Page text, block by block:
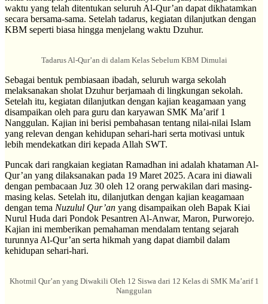
waktu yang telah ditentukan seluruh Al-Qur’an dapat dikhatamkan
secara bersama-sama. Setelah tadarus, kegiatan dilanjutkan dengan
KBM seperti biasa hingga menjelang waktu Dzuhur.
Tadarus Al-Qur’an di dalam Kelas Sebelum KBM Dimulai
Sebagai bentuk pembiasaan ibadah, seluruh warga sekolah
melaksanakan sholat Dzuhur berjamaah di lingkungan sekolah.
Setelah itu, kegiatan dilanjutkan dengan kajian keagamaan yang
disampaikan oleh para guru dan karyawan SMK Ma’arif 1
Nanggulan. Kajian ini berisi pembahasan tentang nilai-nilai Islam
yang relevan dengan kehidupan sehari-hari serta motivasi untuk
lebih mendekatkan diri kepada Allah SWT.
Puncak dari rangkaian kegiatan Ramadhan ini adalah khataman Al-
Qur’an yang dilaksanakan pada 19 Maret 2025. Acara ini diawali
dengan pembacaan Juz 30 oleh 12 orang perwakilan dari masing-
masing kelas. Setelah itu, dilanjutkan dengan kajian keagamaan
dengan tema Nuzulul Qur’an yang disampaikan oleh Bapak Kiai
Nurul Huda dari Pondok Pesantren Al-Anwar, Maron, Purworejo.
Kajian ini memberikan pemahaman mendalam tentang sejarah
turunnya Al-Qur’an serta hikmah yang dapat diambil dalam
kehidupan sehari-hari.
Khotmil Qur’an yang Diwakili Oleh 12 Siswa dari 12 Kelas di SMK Ma’arif 1
Nanggulan